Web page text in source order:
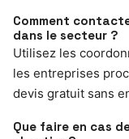
Comment
dans le secteur ?
Utilisez les
les entreprises
devis gratuit sans
Que faire en cas